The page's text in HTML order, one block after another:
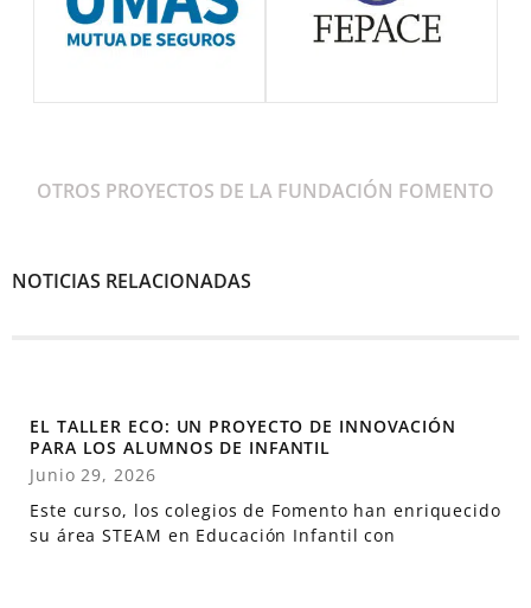
OTROS PROYECTOS DE LA FUNDACIÓN FOMENTO
NOTICIAS RELACIONADAS
EL TALLER ECO: UN PROYECTO DE INNOVACIÓN
PARA LOS ALUMNOS DE INFANTIL
Junio 29, 2026
Este curso, los colegios de Fomento han enriquecido
su área STEAM en Educación Infantil con